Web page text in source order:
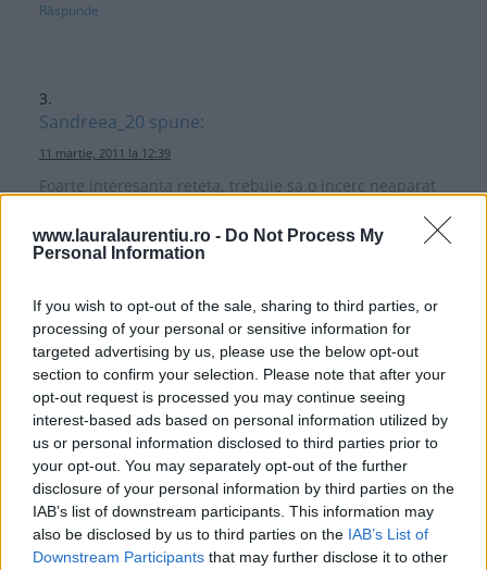
www.lauralaurentiu.ro - Do Not Process My
Personal Information
If you wish to opt-out of the sale, sharing to third parties, or
processing of your personal or sensitive information for
targeted advertising by us, please use the below opt-out
section to confirm your selection. Please note that after your
opt-out request is processed you may continue seeing
interest-based ads based on personal information utilized by
us or personal information disclosed to third parties prior to
your opt-out. You may separately opt-out of the further
disclosure of your personal information by third parties on the
IAB’s list of downstream participants. This information may
also be disclosed by us to third parties on the IAB’s List of
Downstream Participants that may further disclose it to other
Răspunde
Sandreea_20 spune:
11 martie, 2011 la 12:39
Foarte interesanta reteta, trebuie sa o incerc neaparat
Răspunde
Anonimspune:
17 februarie, 2011 la 22:47
Mmmm! Every day! …asa buna, ma arunc in pivnita la
vecinii ‘talieni – dupa o butelca de vin „Gran’ Cru”(adica
de butuc!) si apoi sa ma invit cu „repetir!” la masa la
cinie!! Virgil’utz pogan’utz
Răspunde